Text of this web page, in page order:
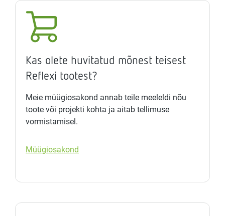
Kas olete huvitatud mõnest teisest
Reflexi tootest?
Meie müügiosakond annab teile meeleldi nõu
toote või projekti kohta ja aitab tellimuse
vormistamisel.
Müügiosakond